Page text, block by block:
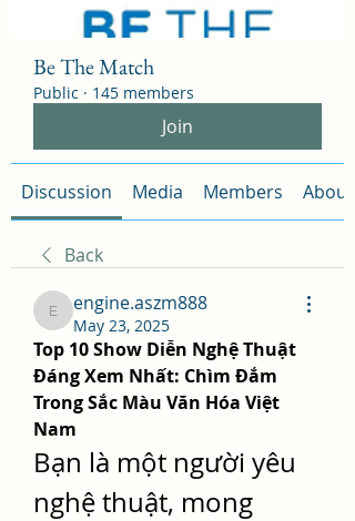
Be The Match
Public · 145 members
Join
Discussion Media Members About
Back
engine.aszm888
engine.aszm888
May 23, 2025
Top 10 Show Diễn Nghệ Thuật
Đáng Xem Nhất: Chìm Đắm
Trong Sắc Màu Văn Hóa Việt
Nam
Bạn là một người yêu
nghệ thuật, mong